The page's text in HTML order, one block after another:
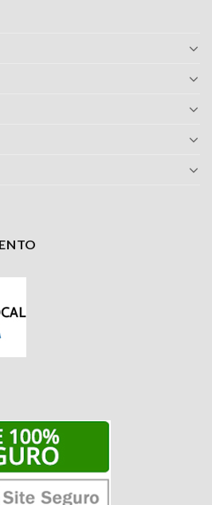
de suporte ao cliente está aqui
nos qualquer coisa!
Em que posso ajudar?